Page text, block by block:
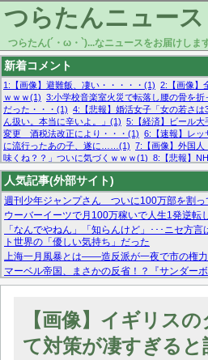
つらたんニュース
つらたん(´・ω・`)...なニュースをお届けしま
新着コメント
1:【画像】避難飯、凄い・・・・・(1) 2:【画像】
ｗｗｗ(1) 3:小学校音楽室火災で転落し腰の骨を
だった・・・(1) 4:【悲報】婚活女子「女の若さ
ん扱い。本当に辛いよ。」(1) 5:【経済】ビール大
変更 酒税法改正により・・・(1) 6:【速報】レッ
に流行ったあの子、遂に……(1) 7:【画像】外国人
味くね？？」ついに気づくｗｗｗ(1) 8:【悲報】
る・・・(1) 9:欧州委員長「原発縮小は間違いでし
足、限界突破 52%「正社員も足りてません…」(1)
人気記事(外部サイト)
週刊少年ジャンプさん ついに100万部を割っ
ウーバーイーツで月100万稼いで人生1発逆転
「なんでやねん」「知らんけど」･･･ニセ方
ト世界の「優しい気持ち」だった
上海一月風暴とは——造反派が一夜で市の権
マーベル帝国、まさかの反省！？『サンダー
ニーCEOの「量より質」宣言の裏で渦巻くフ
【モー娘。石田亜佑美】ファーストテイク出
【画像あり】FacebookとかTwitterで拾ったエ
【画像】イギリス
て対策が凄すぎると